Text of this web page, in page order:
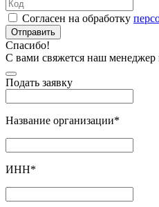
Согласен на обработку
Отправить
Спасибо!
С вами свяжется наш
Подать заявку
Название организации*
ИНН*